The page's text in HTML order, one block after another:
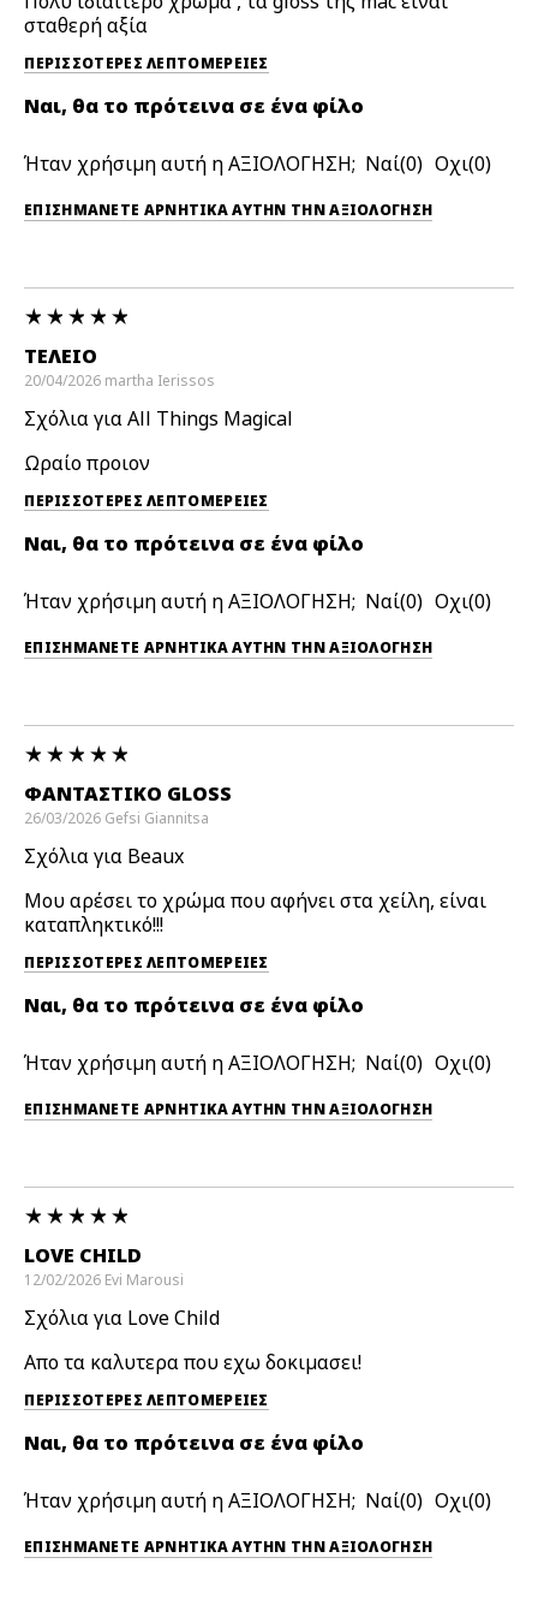
σταθερή αξία
ΠΕΡΙΣΣΌΤΕΡΕΣ ΛΕΠΤΟΜΈΡΕΙΕΣ
Ναι, θα το πρότεινα σε ένα φίλο
Ήταν χρήσιμη αυτή η ΑΞΙΟΛΟΓΗΣΗ; 0 0
ΕΠΙΣΗΜΆΝΕΤΕ ΑΡΝΗΤΙΚΆ ΑΥΤΉΝ ΤΗΝ ΑΞΙΟΛΟΓΗΣΗ
ΤΕΛΕΙΟ
20/04/2026 martha Ierissos
Σχόλια για All Things Magical
Ωραίο προιον
ΠΕΡΙΣΣΌΤΕΡΕΣ ΛΕΠΤΟΜΈΡΕΙΕΣ
Ναι, θα το πρότεινα σε ένα φίλο
Ήταν χρήσιμη αυτή η ΑΞΙΟΛΟΓΗΣΗ; 0 0
ΕΠΙΣΗΜΆΝΕΤΕ ΑΡΝΗΤΙΚΆ ΑΥΤΉΝ ΤΗΝ ΑΞΙΟΛΟΓΗΣΗ
ΦΑΝΤΑΣΤΙΚΟ GLOSS
26/03/2026 Gefsi Giannitsa
Σχόλια για Beaux
Μου αρέσει το χρώμα που αφήνει στα χείλη, είναι
καταπληκτικό!!!
ΠΕΡΙΣΣΌΤΕΡΕΣ ΛΕΠΤΟΜΈΡΕΙΕΣ
Ναι, θα το πρότεινα σε ένα φίλο
Ήταν χρήσιμη αυτή η ΑΞΙΟΛΟΓΗΣΗ; 0 0
ΕΠΙΣΗΜΆΝΕΤΕ ΑΡΝΗΤΙΚΆ ΑΥΤΉΝ ΤΗΝ ΑΞΙΟΛΟΓΗΣΗ
LOVE CHILD
12/02/2026 Evi Marousi
Σχόλια για Love Child
Aπο τα καλυτερα που εχω δοκιμασει!
ΠΕΡΙΣΣΌΤΕΡΕΣ ΛΕΠΤΟΜΈΡΕΙΕΣ
Ναι, θα το πρότεινα σε ένα φίλο
Ήταν χρήσιμη αυτή η ΑΞΙΟΛΟΓΗΣΗ; 0 0
ΕΠΙΣΗΜΆΝΕΤΕ ΑΡΝΗΤΙΚΆ ΑΥΤΉΝ ΤΗΝ ΑΞΙΟΛΟΓΗΣΗ